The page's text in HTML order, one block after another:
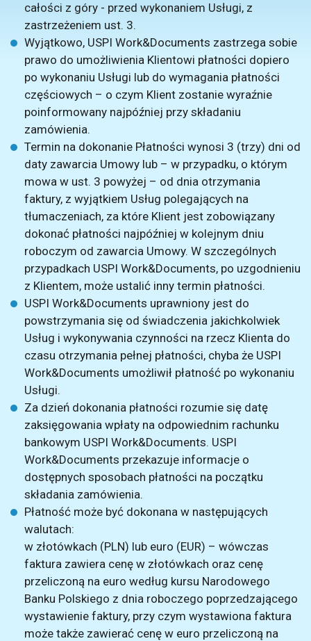
całości z góry - przed wykonaniem Usługi, z
zastrzeżeniem ust. 3.
Wyjątkowo, USPI Work&Documents zastrzega sobie
prawo do umożliwienia Klientowi płatności dopiero
po wykonaniu Usługi lub do wymagania płatności
częściowych – o czym Klient zostanie wyraźnie
poinformowany najpóźniej przy składaniu
zamówienia.
Termin na dokonanie Płatności wynosi 3 (trzy) dni od
daty zawarcia Umowy lub – w przypadku, o którym
mowa w ust. 3 powyżej – od dnia otrzymania
faktury, z wyjątkiem Usług polegających na
tłumaczeniach, za które Klient jest zobowiązany
dokonać płatności najpóźniej w kolejnym dniu
roboczym od zawarcia Umowy. W szczególnych
przypadkach USPI Work&Documents, po uzgodnieniu
z Klientem, może ustalić inny termin płatności.
USPI Work&Documents uprawniony jest do
powstrzymania się od świadczenia jakichkolwiek
Usług i wykonywania czynności na rzecz Klienta do
czasu otrzymania pełnej płatności, chyba że USPI
Work&Documents umożliwił płatność po wykonaniu
Usługi.
Za dzień dokonania płatności rozumie się datę
zaksięgowania wpłaty na odpowiednim rachunku
bankowym USPI Work&Documents. USPI
Work&Documents przekazuje informacje o
dostępnych sposobach płatności na początku
składania zamówienia.
Płatność może być dokonana w następujących
walutach:
w złotówkach (PLN) lub euro (EUR) – wówczas
faktura zawiera cenę w złotówkach oraz cenę
przeliczoną na euro według kursu Narodowego
Banku Polskiego z dnia roboczego poprzedzającego
wystawienie faktury, przy czym wystawiona faktura
może także zawierać cenę w euro przeliczoną na